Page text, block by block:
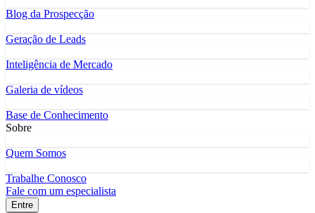
Blog da Prospecção
Geração de Leads
Inteligência de Mercado
Galeria de vídeos
Base de Conhecimento
Sobre
Quem Somos
Trabalhe Conosco
Fale com um especialista
Entre